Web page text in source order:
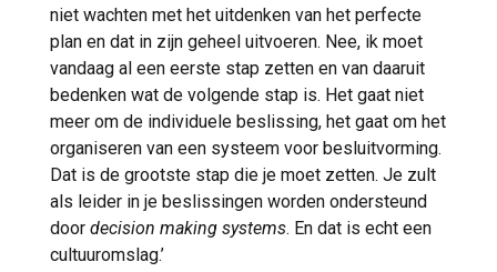
niet wachten met het uitdenken van het perfecte
plan en dat in zijn geheel uitvoeren. Nee, ik moet
vandaag al een eerste stap zetten en van daaruit
bedenken wat de volgende stap is. Het gaat niet
meer om de individuele beslissing, het gaat om het
organiseren van een systeem voor besluitvorming.
Dat is de grootste stap die je moet zetten. Je zult
als leider in je beslissingen worden ondersteund
door decision making systems. En dat is echt een
cultuuromslag.’